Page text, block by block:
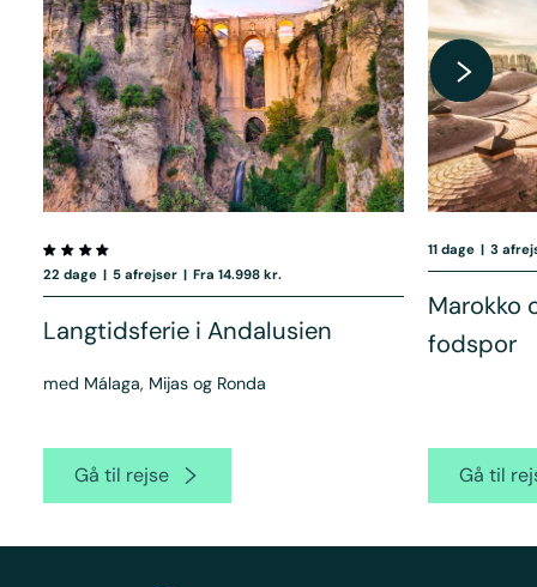
22 dage | 5 afrejser | Fra 14.998 kr.
Langtidsferie i Andalusien
med Málaga, Mijas og Ronda
Gå til rejse
11 dage | 3
Marokko
fodspor
Gå til